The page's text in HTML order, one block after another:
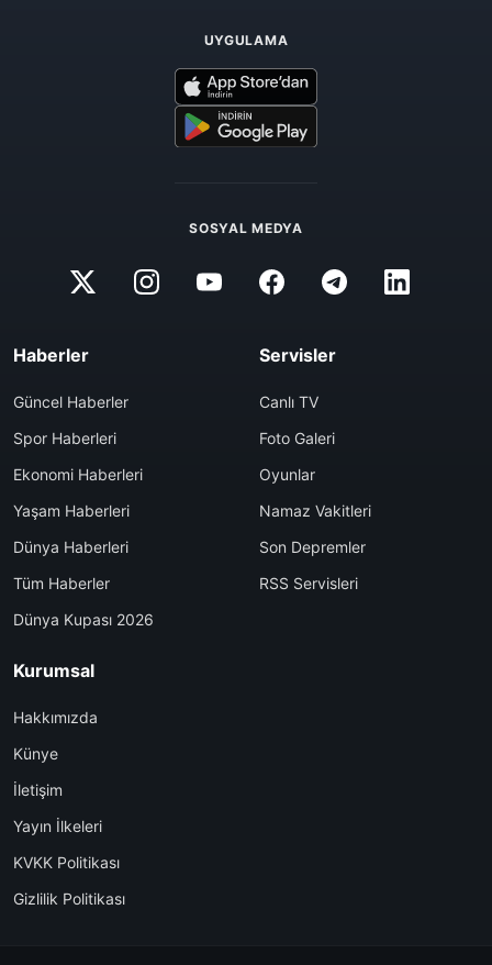
UYGULAMA
SOSYAL MEDYA
Haberler
Güncel Haberler
Spor Haberleri
Ekonomi Haberleri
Yaşam Haberleri
Dünya Haberleri
Tüm Haberler
Dünya Kupası 2026
Servisler
Canlı TV
Foto Galeri
Oyunlar
Namaz Vakitleri
Son Depremler
RSS Servisleri
Kurumsal
Hakkımızda
Künye
İletişim
Yayın İlkeleri
KVKK Politikası
Gizlilik Politikası